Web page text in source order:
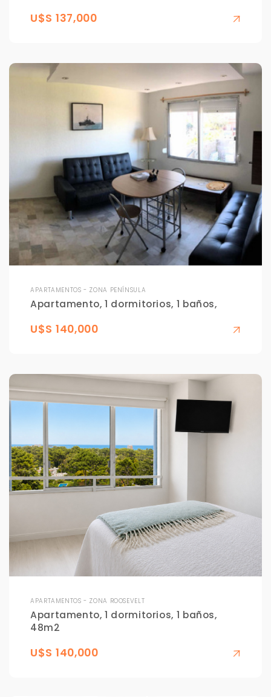
U$S 137,000
APARTAMENTOS - ZONA PENÍNSULA
Apartamento, 1 dormitorios, 1 baños,
U$S 140,000
APARTAMENTOS - ZONA ROOSEVELT
Apartamento, 1 dormitorios, 1 baños,
48m2
U$S 140,000